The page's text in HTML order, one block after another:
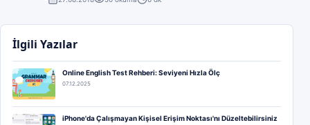
İlgili Yazılar
Online English Test Rehberi: Seviyeni Hızla Ölç
07.12.2025
iPhone'da Çalışmayan Kişisel Erişim Noktası'nı Düzeltebilirsiniz